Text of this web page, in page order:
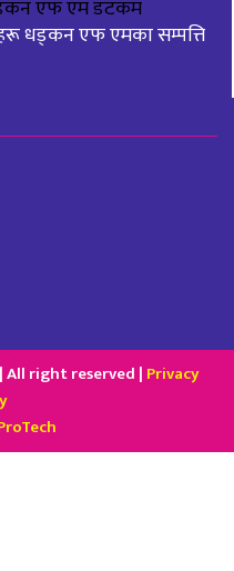
एफ एम डटकम
धड्कन एफ एमका सम्पत्ति
All right reserved | Privacy